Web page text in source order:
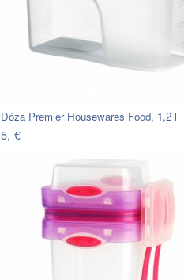
Dóza Premier Housewares Food, 1,2 l
5,-€